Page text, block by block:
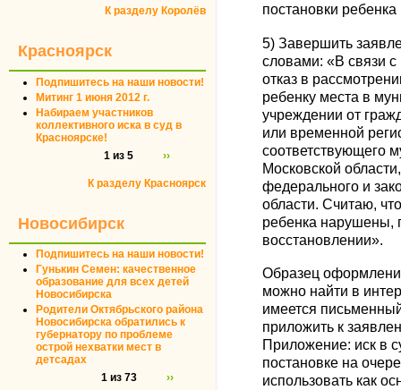
К разделу Королёв
Красноярск
Подпишитесь на наши новости!
Митинг 1 июня 2012 г.
Набираем участников
коллективного иска в суд в
Красноярске!
1 из 5
››
К разделу Красноярск
Новосибирск
Подпишитесь на наши новости!
Гунькин Семен: качественное
образование для всех детей
Новосибирска
Родители Октябрьского района
Новосибирска обратились к
губернатору по проблеме
острой нехватки мест в
детсадах
1 из 73
››
постановки
5) Завершить
словами: «В связи
отказ в
ребенку места в
учреждении от
или временной
соответствующего
Московской
федерального и
области. Считаю,
ребенка нарушены,
восстановлении».
Образец
можно найти в
имеется
приложить к
Приложение: иск в
постановке на
использовать как